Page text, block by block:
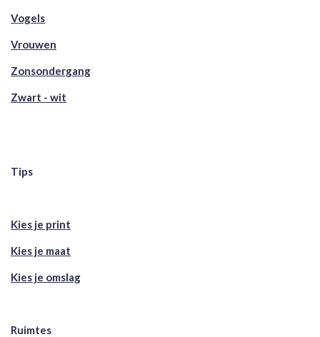
Vogels
Vrouwen
Zonsondergang
Zwart - wit
Tips
Kies je print
Kies je maat
Kies je omslag
Ruimtes